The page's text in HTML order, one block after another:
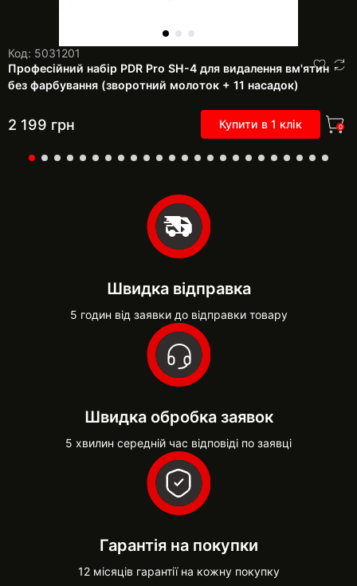
Код: 5031201
Професійний набір PDR Pro SH-4 для видалення вм'ятин
без фарбування (зворотний молоток + 11 насадок)
2 199 грн Купити в 1 клік 0
Швидка відправка
5 годин від заявки до відправки товару
Швидка обробка заявок
5 хвилин середній час відповіді по заявці
Гарантія на покупки
12 місяців гарантії на кожну покупку